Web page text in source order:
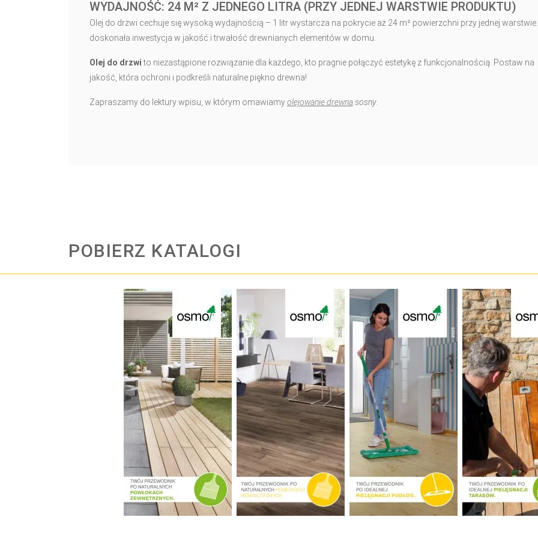
WYDAJNOŚĆ: 24 M² Z JEDNEGO LITRA (PRZY JEDNEJ WARSTWIE PRODUKTU)
Olej do drzwi cechuje się wysoką wydajnością – 1 litr wystarcza na pokrycie aż 24 m² powierzchni przy jednej
doskonała inwestycja w jakość i trwałość drewnianych elementów w domu.
Olej do drzwito niezastąpione rozwiązanie dla każdego, kto pragnie połączyć estetykę z funkcjonalnością. Postaw na
jakość, która ochroni i podkreśli naturalne piękno drewna!
Zapraszamy do lektury wpisu, w którym omawiamyolejowanie drewnasosny.
POBIERZ KATALOGI